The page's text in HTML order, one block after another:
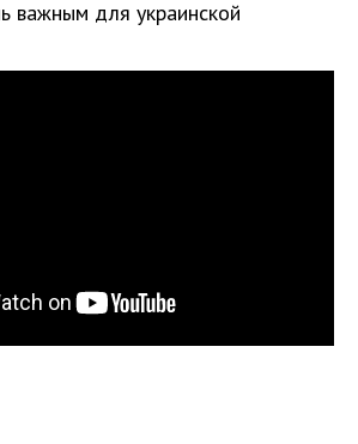
важным для украинской